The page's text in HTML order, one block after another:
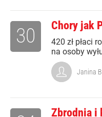
Chory jak
420 zł płaci
na osoby
30
Janina
Zbrodnia i